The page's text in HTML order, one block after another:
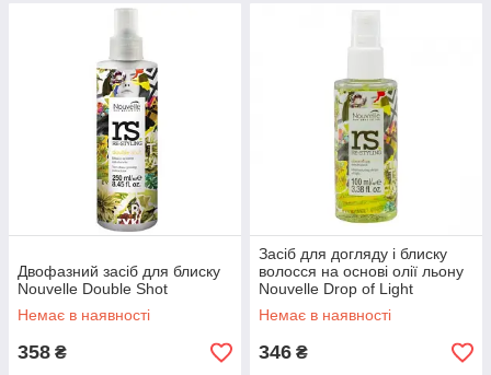
Двофазний засіб для блиску
Nouvelle Double Shot
Немає в наявності
358 ₴
Засіб для догляду і блиску
волосся на основі олії льону
Nouvelle Drop of Light
Немає в наявності
346 ₴